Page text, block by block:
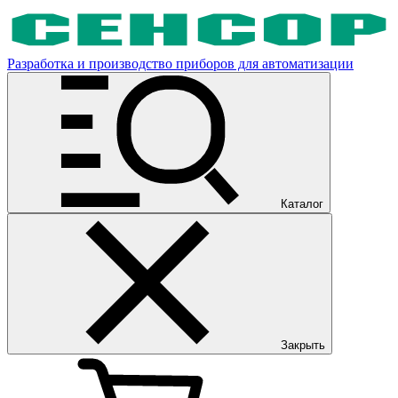
Разработка и производство приборов для автоматизации
Каталог
Закрыть